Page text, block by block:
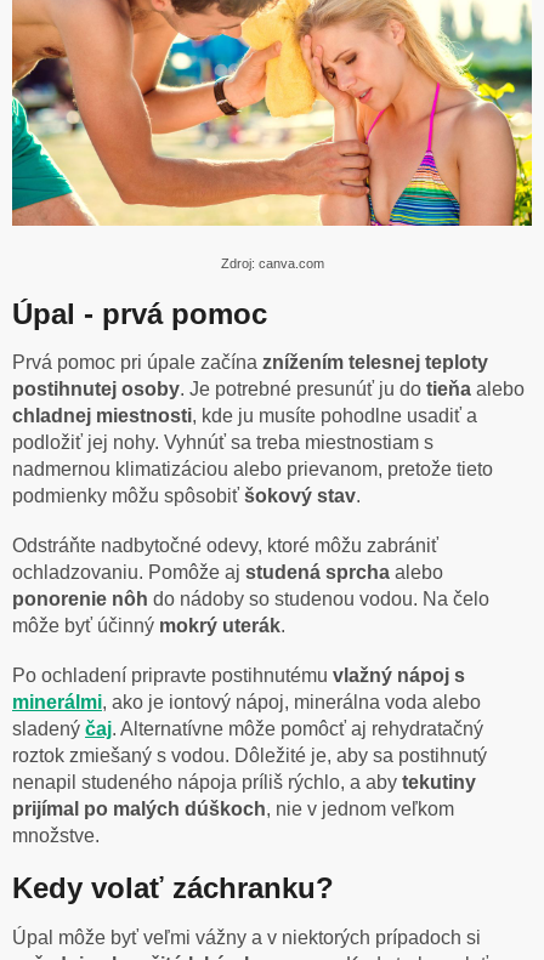
Zdroj: canva.com
Úpal - prvá pomoc
Prvá pomoc pri úpale začína znížením telesnej teploty
postihnutej osoby. Je potrebné presunúť ju do tieňa alebo
chladnej miestnosti, kde ju musíte pohodlne usadiť a
podložiť jej nohy. Vyhnúť sa treba miestnostiam s
nadmernou klimatizáciou alebo prievanom, pretože tieto
podmienky môžu spôsobiť šokový stav.
Odstráňte nadbytočné odevy, ktoré môžu zabrániť
ochladzovaniu. Pomôže aj studená sprcha alebo
ponorenie nôh do nádoby so studenou vodou. Na čelo
môže byť účinný mokrý uterák.
Po ochladení pripravte postihnutému vlažný nápoj s
minerálmi, ako je iontový nápoj, minerálna voda alebo
sladený čaj. Alternatívne môže pomôcť aj rehydratačný
roztok zmiešaný s vodou. Dôležité je, aby sa postihnutý
nenapil studeného nápoja príliš rýchlo, a aby tekutiny
prijímal po malých dúškoch, nie v jednom veľkom
množstve.
Kedy volať záchranku?
Úpal môže byť veľmi vážny a v niektorých prípadoch si